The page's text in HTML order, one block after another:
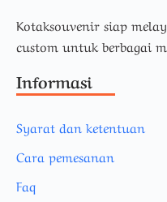
Kotaksouvenir siap
custom untuk berbagai
Informasi
Syarat dan ketentuan
Cara pemesanan
Faq